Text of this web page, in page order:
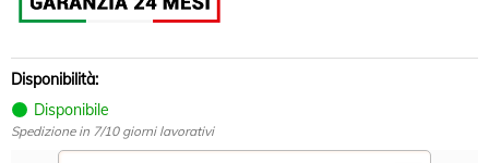
Disponibilità:
Disponibile
Spedizione in 7/10 giorni lavorativi